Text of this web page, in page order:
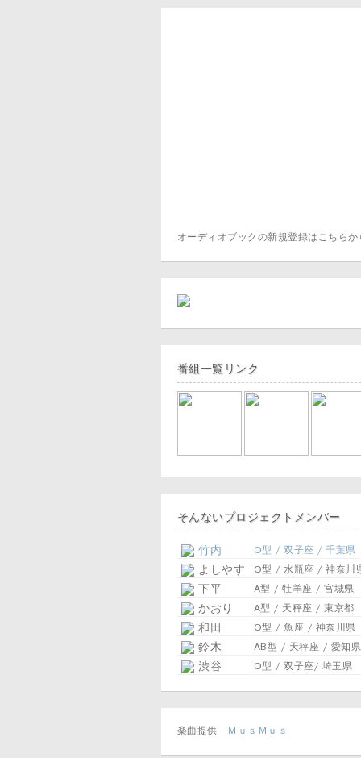
オーディオブックの新規登録はこちら
番組一覧リンク
そんないプロジェクトメンバー
竹内 O型 / 双子座 / 千葉県
よしやす O型 / 水瓶座 / 神奈川
下平 A型 / 牡羊座 / 宮城県
かおり A型 / 天秤座 / 東京都
和田 O型 / 魚座 / 神奈川県
鈴木 AB型 / 天秤座 / 愛知県
渋谷 O型 / 双子座/ 埼玉県
楽曲提供 ＭｕｓＭｕｓ